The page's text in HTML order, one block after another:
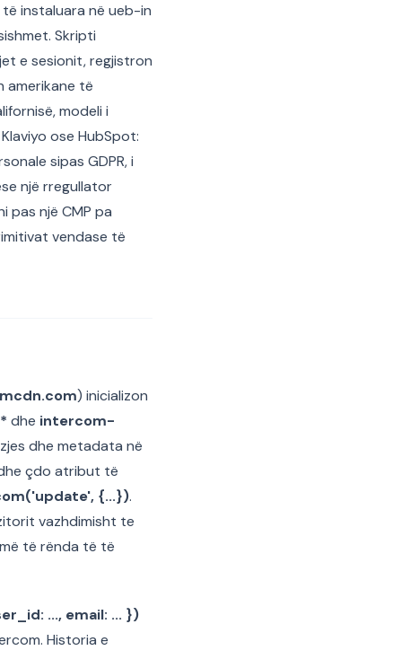
instaluara në ueb-in
Skripti
e sesionit, regjistron
amerikane të
modeli i
ose HubSpot:
sipas GDPR, i
një rregullator
pas një CMP pa
vendase të
) inicializon
dhe intercom-
dhe metadata në
çdo atribut të
{...}).
vazhdimisht te
të rënda të të
..., email: ... })
Historia e